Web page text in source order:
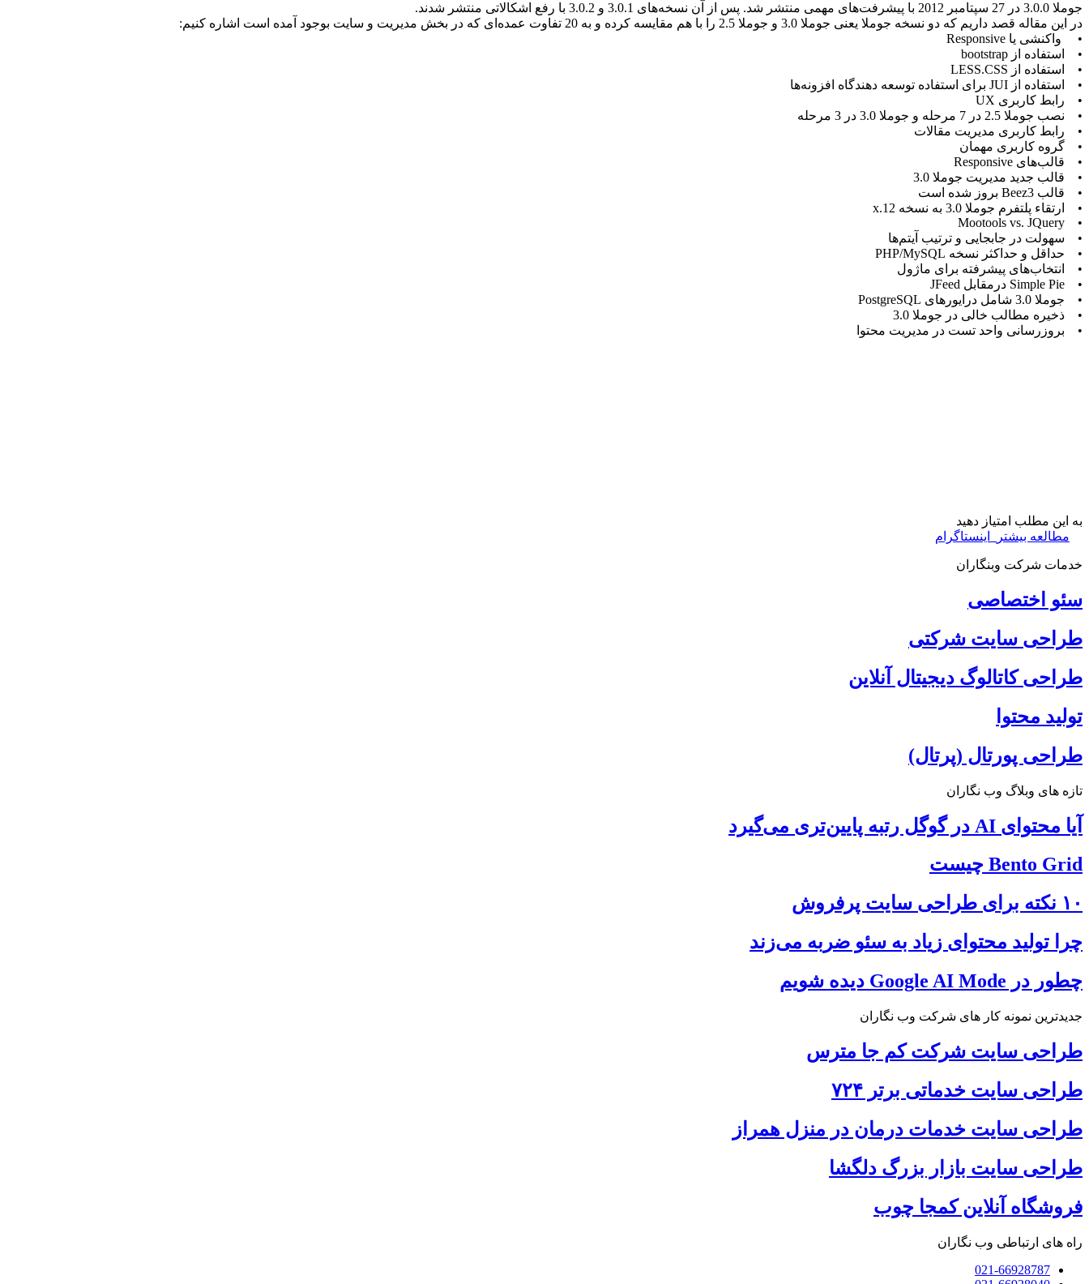
جوملا 3.0.0 در 27 سپتامبر 2012 با پیشرفت‌های مهمی منتشر شد. پس از آن نسخه‌های 3.0.1 و 3.0.2 با رفع اشکالاتی منتشر شدند.
در این مقاله قصد داریم که دو نسخه جوملا یعنی جوملا 3.0 و جوملا 2.5 را با هم مقایسه کرده و به 20 تفاوت عمده‌ای که در بخش مدیریت و سایت بوجود آمده است اشاره کنیم:
• واکنشی یا Responsive
• استفاده از bootstrap
• استفاده از LESS.CSS
• استفاده از JUI برای استفاده توسعه دهندگاه افزونه‌ها
• رابط کاربری UX
• نصب جوملا 2.5 در 7 مرحله و جوملا 3.0 در 3 مرحله
• رابط کاربری مدیریت مقالات
• گروه کاربری مهمان
• قالب‌های Responsive
• قالب جدید مدیریت جوملا 3.0
• قالب Beez3 بروز شده است
• ارتقاء پلتفرم جوملا 3.0 به نسخه 12.x
• Mootools vs. JQuery
• سهولت در جابجایی و ترتیب آیتم‌ها
• حداقل و حداکثر نسخه PHP/MySQL
• انتخاب‌های پیشرفته برای ماژول‌
• Simple Pie درمقابل JFeed
• جوملا 3.0 شامل درایورهای PostgreSQL
• ذخیره مطالب خالی در جوملا 3.0
• بروزرسانی واحد تست در مدیریت محتوا
به این مطلب امتیاز دهید
مطالعه بیشتر
اینستاگرام
خدمات شرکت وبنگاران
سئو اختصاصی
طراحی سایت شرکتی
طراحی کاتالوگ دیجیتال آنلاین
تولید محتوا
طراحی پورتال (پرتال)
تازه های وبلاگ وب نگاران
آیا محتوای AI در گوگل رتبه پایین‌تری می‌گیرد
Bento Grid چیست
۱۰ نکته برای طراحی سایت پرفروش
چرا تولید محتوای زیاد به سئو ضربه می‌زند
چطور در Google AI Mode دیده شویم
جدیدترین نمونه کار های شرکت وب نگاران
طراحی سایت شرکت کم جا مترس
طراحی سایت خدماتی برتر ۷۲۴
طراحی سایت خدمات درمان در منزل همراز
طراحی سایت بازار بزرگ دلگشا
فروشگاه آنلاین کمجا چوب
راه های ارتباطی وب نگاران
021-66928787